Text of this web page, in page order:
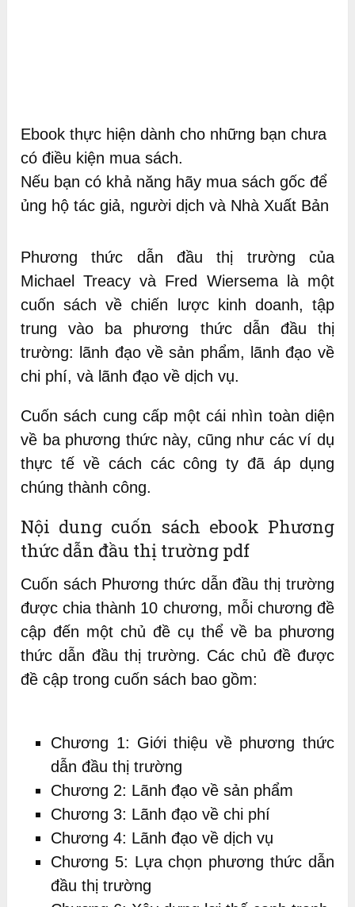
Ebook thực hiện dành cho những bạn chưa
có điều kiện mua sách.
Nếu bạn có khả năng hãy mua sách gốc để
ủng hộ tác giả, người dịch và Nhà Xuất Bản
Phương thức dẫn đầu thị trường của
Michael Treacy và Fred Wiersema là một
cuốn sách về chiến lược kinh doanh, tập
trung vào ba phương thức dẫn đầu thị
trường: lãnh đạo về sản phẩm, lãnh đạo về
chi phí, và lãnh đạo về dịch vụ.
Cuốn sách cung cấp một cái nhìn toàn diện
về ba phương thức này, cũng như các ví dụ
thực tế về cách các công ty đã áp dụng
chúng thành công.
Nội dung cuốn sách ebook Phương
thức dẫn đầu thị trường pdf
Cuốn sách Phương thức dẫn đầu thị trường
được chia thành 10 chương, mỗi chương đề
cập đến một chủ đề cụ thể về ba phương
thức dẫn đầu thị trường. Các chủ đề được
đề cập trong cuốn sách bao gồm:
Chương 1: Giới thiệu về phương thức
dẫn đầu thị trường
Chương 2: Lãnh đạo về sản phẩm
Chương 3: Lãnh đạo về chi phí
Chương 4: Lãnh đạo về dịch vụ
Chương 5: Lựa chọn phương thức dẫn
đầu thị trường